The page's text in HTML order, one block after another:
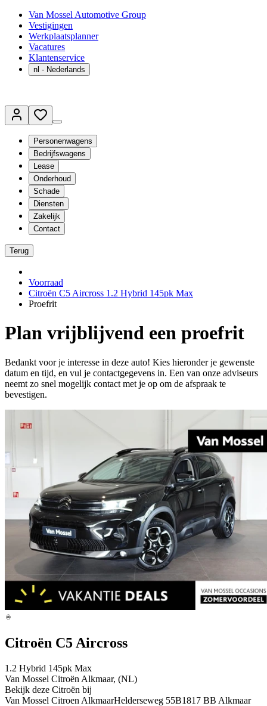
Van Mossel Automotive Group
Vestigingen
Werkplaatsplanner
Vacatures
Klantenservice
nl - Nederlands
Personenwagens
Bedrijfswagens
Lease
Onderhoud
Schade
Diensten
Zakelijk
Contact
Terug
Voorraad
Citroën C5 Aircross 1.2 Hybrid 145pk Max
Proefrit
Plan vrijblijvend een proefrit
Bedankt voor je interesse in deze auto! Kies hieronder je gewenste
datum en tijd, en vul je contactgegevens in. Een van onze adviseurs
neemt zo snel mogelijk contact met je op om de afspraak te
bevestigen.
Citroën C5 Aircross
1.2 Hybrid 145pk Max
Van Mossel Citroën Alkmaar, (NL)
Bekijk deze Citroën bij
Van Mossel Citroen AlkmaarHelderseweg 55B1817 BB Alkmaar